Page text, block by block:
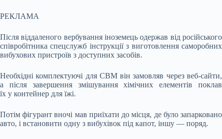
РЕКЛАМА
Після віддаленого вербування іноземець одержав від російського
співробітника спецслужб інструкції з виготовлення саморобних
вибухових пристроїв з доступних засобів.
Необхідні комплектуючі для СВМ він замовляв через веб-сайти,
а після завершення змішування хімічних елементів поклав
їх у контейнер для їжі.
Потім фігурант вночі мав приїхати до місця, де було запарковано
авто, і встановити одну з вибухівок під капот, іншу — поряд.